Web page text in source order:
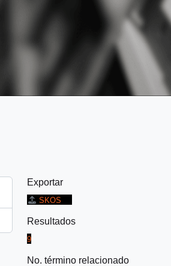
Exportar
SKOS
Resultados
9
No. término relacionado